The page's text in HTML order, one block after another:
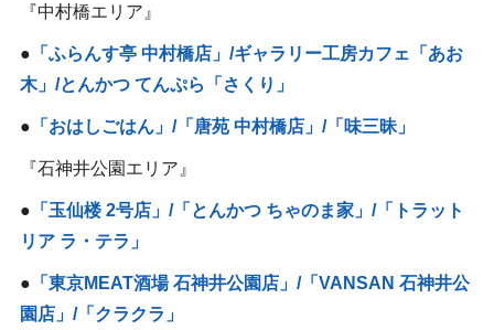
『中村橋エリア』
● 「ふらんす亭 中村橋店」/ギャラリー工房カフェ「あお
木」/とんかつ てんぷら「さくり」
● 「おはしごはん」/「唐苑 中村橋店」/「味三昧」
『石神井公園エリア』
● 「玉仙楼 2号店」/「とんかつ ちゃのま家」/「トラット
リア ラ・テラ」
● 「東京MEAT酒場 石神井公園店」/「VANSAN 石神井公
園店」/「クラクラ」